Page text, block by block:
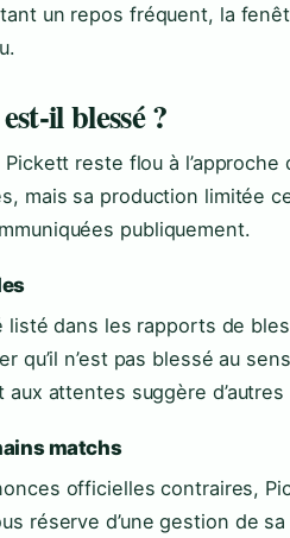
un repos fréquent, la
il blessé ?
reste flou à
mais sa production limitée
publiquement.
listé dans les rapports de
qu’il n’est pas blessé au
attentes suggère
matchs
officielles contraires,
réserve d’une gestion de